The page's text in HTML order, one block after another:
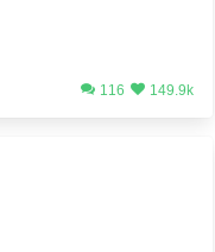
116 149.9k